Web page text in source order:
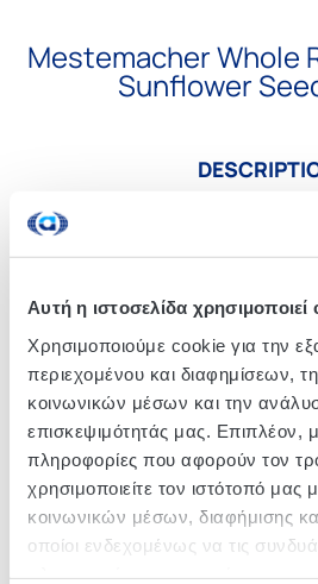
Αυτή η ιστοσελίδα χρησιμοποιεί
Χρησιμοποιούμε cookie για την
περιεχομένου και διαφημίσεων,
κοινωνικών μέσων και την
επισκεψιμότητάς μας. Επιπλέον,
πληροφορίες που αφορούν τον
χρησιμοποιείτε τον ιστότοπό μας
κοινωνικών μέσων, διαφήμισης
οποίοι ενδεχομένως να τις
Mestemacher Whole
Sunflower
Rye bread with sunflower
SKU
Pieces/Box: 12